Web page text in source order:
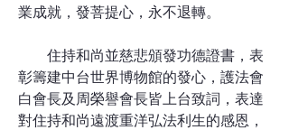
業成就，發菩提心，永不退轉。
住持和尚並慈悲頒發功德證書，表
彰籌建中台世界博物館的發心，護法會
白會長及周榮譽會長皆上台致詞，表達
對住持和尚遠渡重洋弘法利生的感恩，